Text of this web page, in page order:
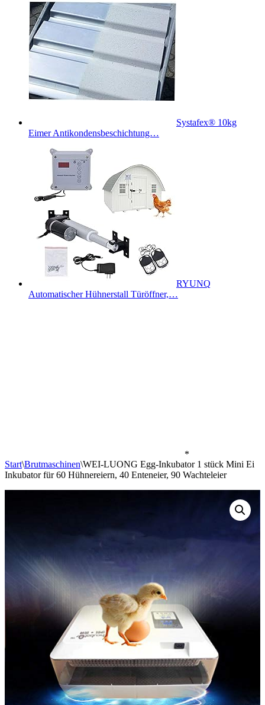
Systafex® 10kg
Eimer Antikondensbeschichtung…
RYUNQ
Automatischer Hühnerstall Türöffner,…
*
Start\Brutmaschinen\WEI-LUONG Egg-Inkubator 1 stück Mini Ei
Inkubator für 60 Hühnereiern, 40 Enteneier, 90 Wachteleier